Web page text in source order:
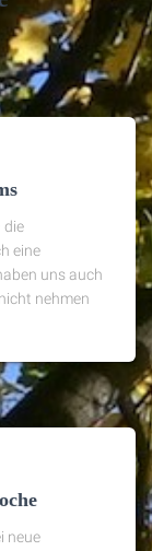
die
eine
uns auch
nehmen
neue